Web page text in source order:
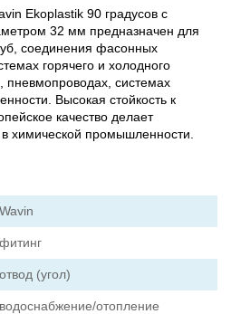
Ekoplastik 90 градусов с
32 мм предназначен для
соединения фасонных
горячего и холодного
пневмопроводах, системах
Высокая стойкость к
качество делает
химической промышленности.
Wavin
фитинг
отвод (угол)
водоснабжение/отопление